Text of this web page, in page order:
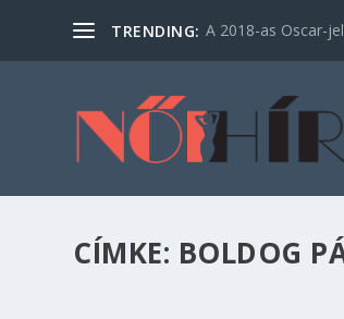
TRENDING: A 2018-as Oscar-
CÍMKE: BOLDOG